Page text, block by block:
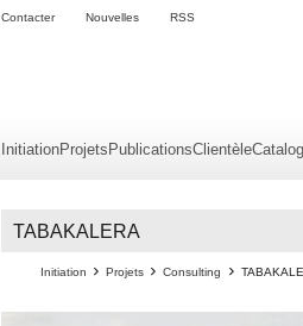
Contacter Nouvelles RSS
InitiationProjetsPublicationsClientèle
TABAKALERA
Initiation Projets Consulting